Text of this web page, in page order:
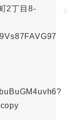
2丁目8-